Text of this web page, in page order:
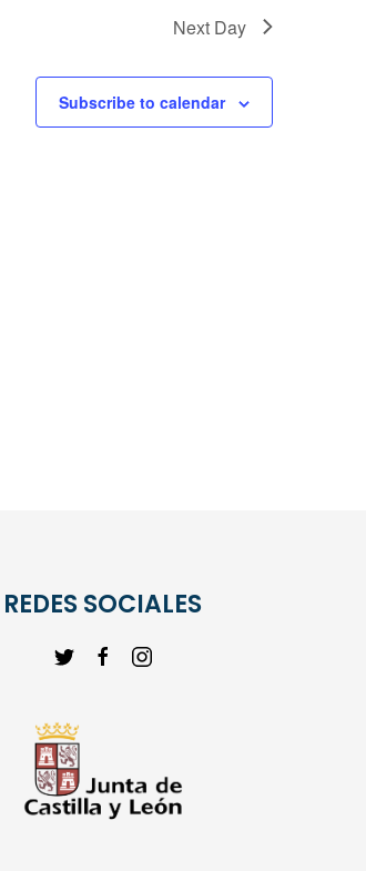
Next Day
Subscribe to calendar
REDES SOCIALES